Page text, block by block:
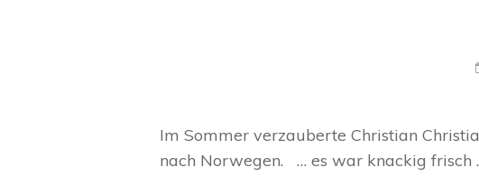
Im Sommer verzauberte Christian
nach Norwegen. … es war knackig frisch